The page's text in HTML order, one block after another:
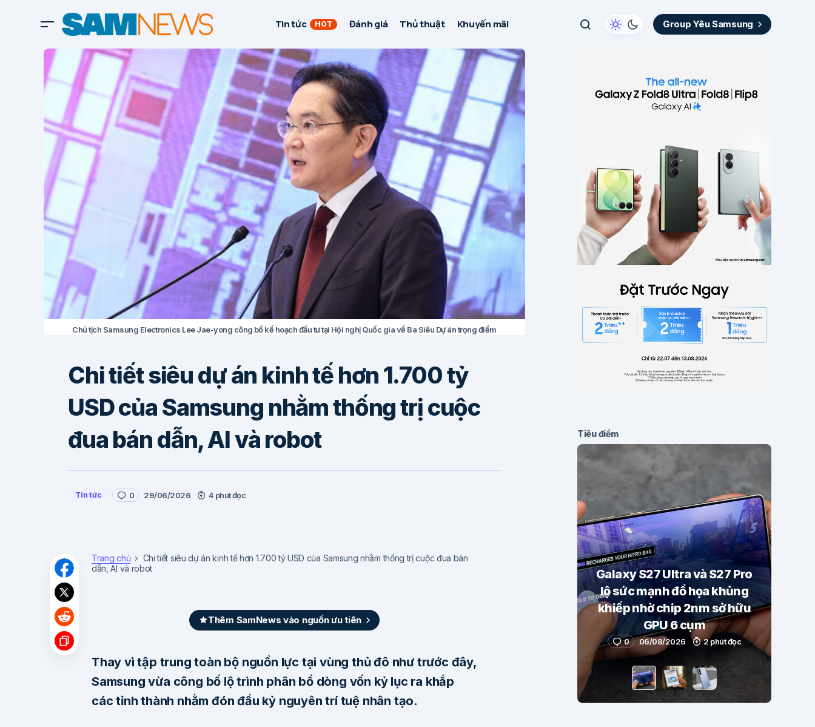
Tin tức HOT Đánh giá Thủ thuật Khuyến mãi Group Yêu Samsung
Chủ tịch Samsung Electronics Lee Jae-yong công bố kế hoạch đầu tư tại Hội nghị Quốc gia về Ba Siêu Dự án trọng điểm
Chi tiết siêu dự án kinh tế hơn 1.700 tỷ
USD của Samsung nhằm thống trị cuộc
đua bán dẫn, AI và robot
Tin tức 0 29/06/2026 4 phút đọc
Trang chủ
Chi tiết siêu dự án kinh tế hơn 1.700 tỷ USD của Samsung nhằm thống trị cuộc đua bán
dẫn, AI và robot
Thêm SamNews vào nguồn ưu tiên
Thay vì tập trung toàn bộ nguồn lực tại vùng thủ đô như trước đây,
Samsung vừa công bố lộ trình phân bổ dòng vốn kỷ lục ra khắp
các tỉnh thành nhằm đón đầu kỷ nguyên trí tuệ nhân tạo.
Tiêu điểm
Galaxy S27 Ultra và S27 Pro
lộ sức mạnh đồ họa khủng
khiếp nhờ chip 2nm sở hữu
GPU 6 cụm
0 06/08/2026 2 phút đọc